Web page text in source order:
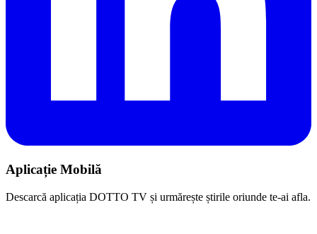
Aplicație Mobilă
Descarcă aplicația DOTTO TV și urmărește știrile oriunde te-ai afla.